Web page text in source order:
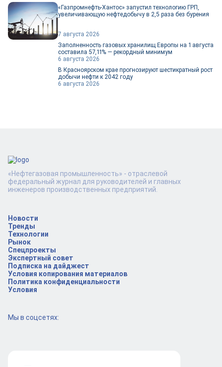
«Газпромнефть-Хантос» запустил технологию ГРП,
увеличивающую нефтедобычу в 2,5 раза без бурения
7 августа 2026
Заполненность газовых хранилищ Европы на 1 августа
составила 57,11% — рекордный минимум
6 августа 2026
В Красноярском крае прогнозируют шестикратный рост
добычи нефти к 2042 году
6 августа 2026
Новости
Тренды
Технологии
Рынок
Спецпроекты
Экспертный совет
Подписка на дайджест
Условия копирования материалов
Политика конфиденциальности
Условия
Мы в соцсетях:
«Нефтегазовая промышленность» - отраслевой
федеральный журнал для руководителей и главных
инженеров производственных предприятий.